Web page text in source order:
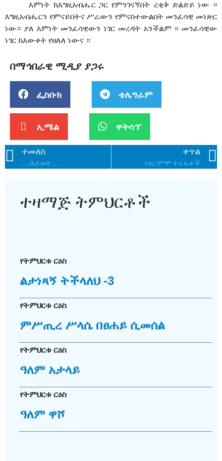
እምነት ከእግዚአብሔር ጋር የምንገናኝበት ረቂቅ ድልድይ ነው ።
እግዚአብሔርን የምናይበትና ሥራውን የምናስተውልበት መንፈሳዊ መነጽር
ነው። ያለ እምነት መንፈሳዊውን ነገር መረዳት አንችልም ። መንፈሳዊው
ነገር ከእውቀት የዘለለ ነውና ።
በማኅበራዊ ሚዲያ ያጋሩ
ፌስቡክ ቴሌግራም
ኢሜል ዋትሳፕ
ተመለስ
…ሕይወት…
ቀጥል
የአርምሞ ትሩፋቶች
ተዛማጅ ትምህርቶች
የትምህርቱ ርዕስ
ልታነጻኝ ትችላለህ -3
የትምህርቱ ርዕስ
ምሥጢረ ሥላሴ በፀሐይ ሲመሰል
የትምህርቱ ርዕስ
ዓለም አታላይ
የትምህርቱ ርዕስ
ዓለም ዋሾ